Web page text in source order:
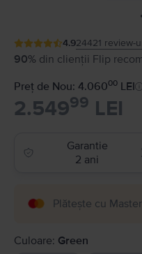
4.924421 review-
90% din clienții Flip
Preț de Nou: 4.06000 LEI
2.54999 LEI
Garantie
2 ani
Plătește cu
Culoare: Green